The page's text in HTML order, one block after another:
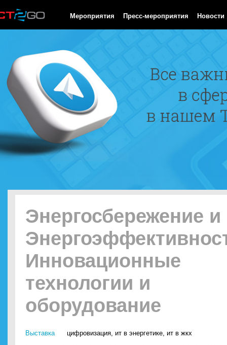
Мероприятия Пресс-мероприятия Новости
Энергосбережение и
Инновационные
технологии и
оборудование
Выставка цифровизация, ит в энергетике, ит в жкх